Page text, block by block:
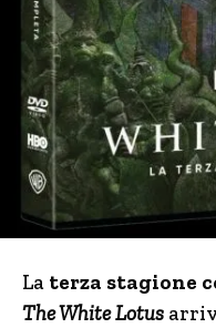
La terza stagione
The White Lotus